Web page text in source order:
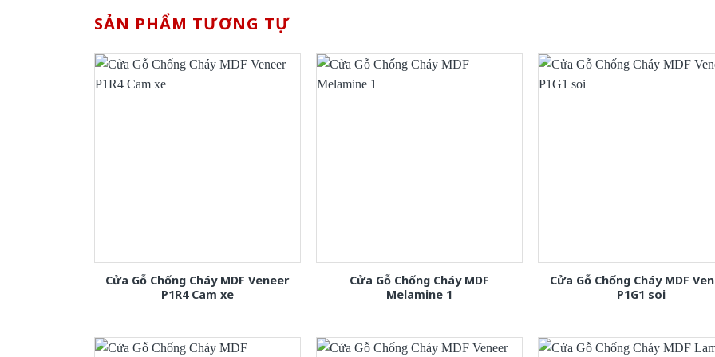
SẢN PHẨM TƯƠNG TỰ
Cửa Gỗ Chống Cháy MDF Veneer
P1R4 Cam xe
Cửa Gỗ Chống Cháy MDF
Melamine 1
Cửa Gỗ Chống Cháy MDF
P1G1 soi